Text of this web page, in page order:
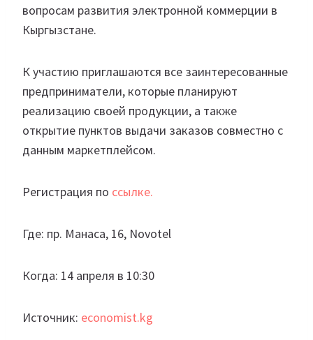
вопросам развития электронной коммерции в
Кыргызстане.
К участию приглашаются все заинтересованные
предприниматели, которые планируют
реализацию своей продукции, а также
открытие пунктов выдачи заказов совместно с
данным маркетплейсом.
Регистрация по ссылке.
Где: пр. Манаса, 16, Novotel
Когда: 14 апреля в 10:30
Источник: economist.kg